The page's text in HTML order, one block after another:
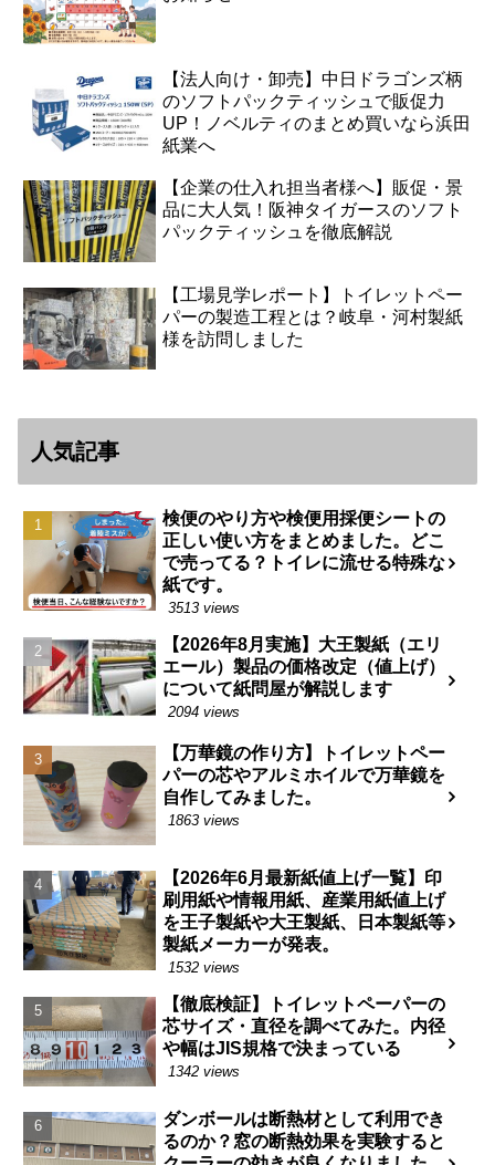
【法人向け・卸売】中日ドラゴンズ柄
のソフトパックティッシュで販促力
UP！ノベルティのまとめ買いなら浜田
紙業へ
【企業の仕入れ担当者様へ】販促・景
品に大人気！阪神タイガースのソフト
パックティッシュを徹底解説
【工場見学レポート】トイレットペー
パーの製造工程とは？岐阜・河村製紙
様を訪問しました
人気記事
検便のやり方や検便用採便シートの
正しい使い方をまとめました。どこ
で売ってる？トイレに流せる特殊な
紙です。
3513 views
【2026年8月実施】大王製紙（エリ
エール）製品の価格改定（値上げ）
について紙問屋が解説します
2094 views
【万華鏡の作り方】トイレットペー
パーの芯やアルミホイルで万華鏡を
自作してみました。
1863 views
【2026年6月最新紙値上げ一覧】印
刷用紙や情報用紙、産業用紙値上げ
を王子製紙や大王製紙、日本製紙等
製紙メーカーが発表。
1532 views
【徹底検証】トイレットペーパーの
芯サイズ・直径を調べてみた。内径
や幅はJIS規格で決まっている
1342 views
ダンボールは断熱材として利用でき
るのか？窓の断熱効果を実験すると